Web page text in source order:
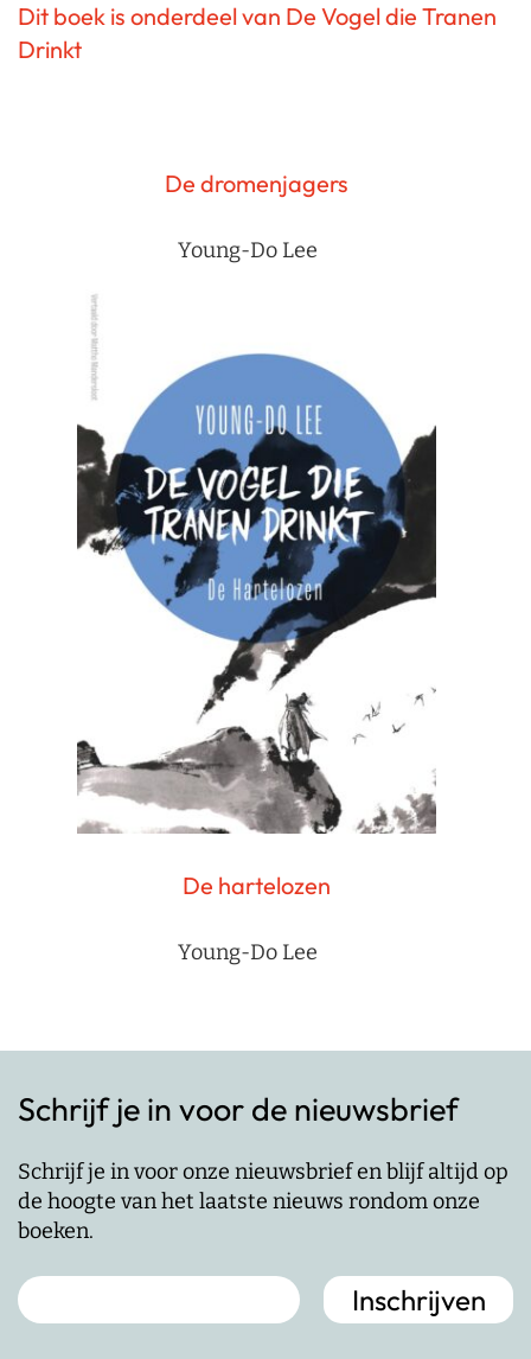
Dit boek is onderdeel van De Vogel die Tranen
Drinkt
De dromenjagers
Young-Do Lee
De hartelozen
Young-Do Lee
Schrijf je in voor de nieuwsbrief
Schrijf je in voor onze nieuwsbrief en blijf altijd op
de hoogte van het laatste nieuws rondom onze
boeken.